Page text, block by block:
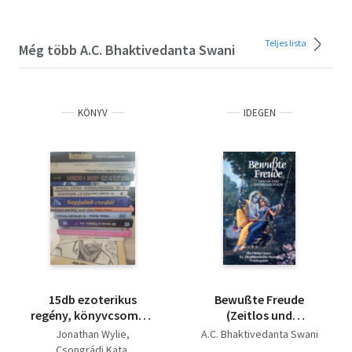
Még több A.C. Bhaktivedanta Swani Teljes lista
KÖNYV
15db ezoterikus
regény, könyvcsomag:
A jóslat+ Millió
rózsaszál+
Jonathan Wylie
IDEGEN
Bewußte Freude
(Zeitlos und
Unvergleichlich)
A.C. Bhaktivedanta Swani